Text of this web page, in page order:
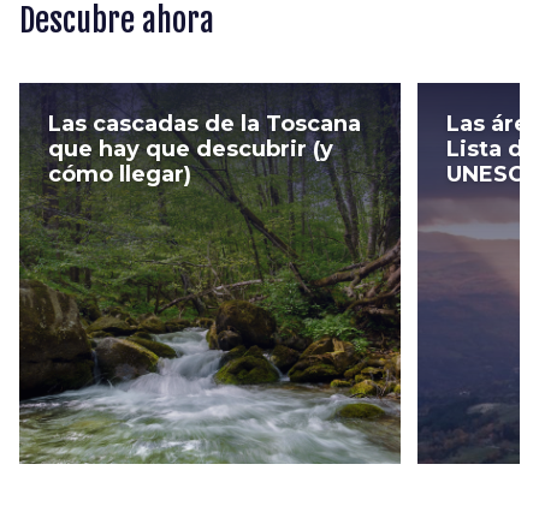
Descubre ahora
Las cascadas de la Toscana
que hay que descubrir (y
cómo llegar)
Las
Lista